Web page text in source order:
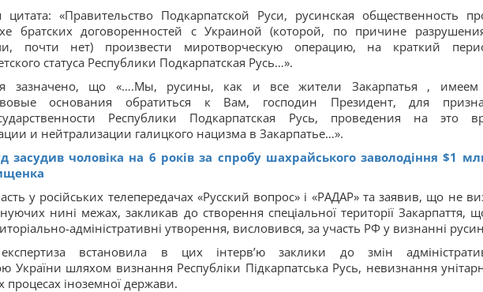
«Правительство Подкарпатской Руси, русинская общественность
братских договоренностей с Украиной (которой, по причине
почти нет) произвести миротворческую операцию, на краткий
статуса Республики Подкарпатская Русь…».
зазначено, що «….Мы, русины, как и все жители Закарпатья , имеем
основания обратиться к Вам, господин Президент, для
Республики Подкарпатская Русь, проведения на это
и нейтрализации галицкого нацизма в Закарпатье…».
засудив чоловіка на 6 років за спробу шахрайського заволодіння $1
у російських телепередачах «Русский вопрос» і «РАДАР» та заявив, що не
нині межах, закликав до створення спеціальної території Закарпаття,
адміністративні утворення, висловився, за участь РФ у визнанні
експертиза встановила в цих інтерв’ю заклики до змін
України шляхом визнання Республіки Підкарпатська Русь, невизнання
процесах іноземної держави.